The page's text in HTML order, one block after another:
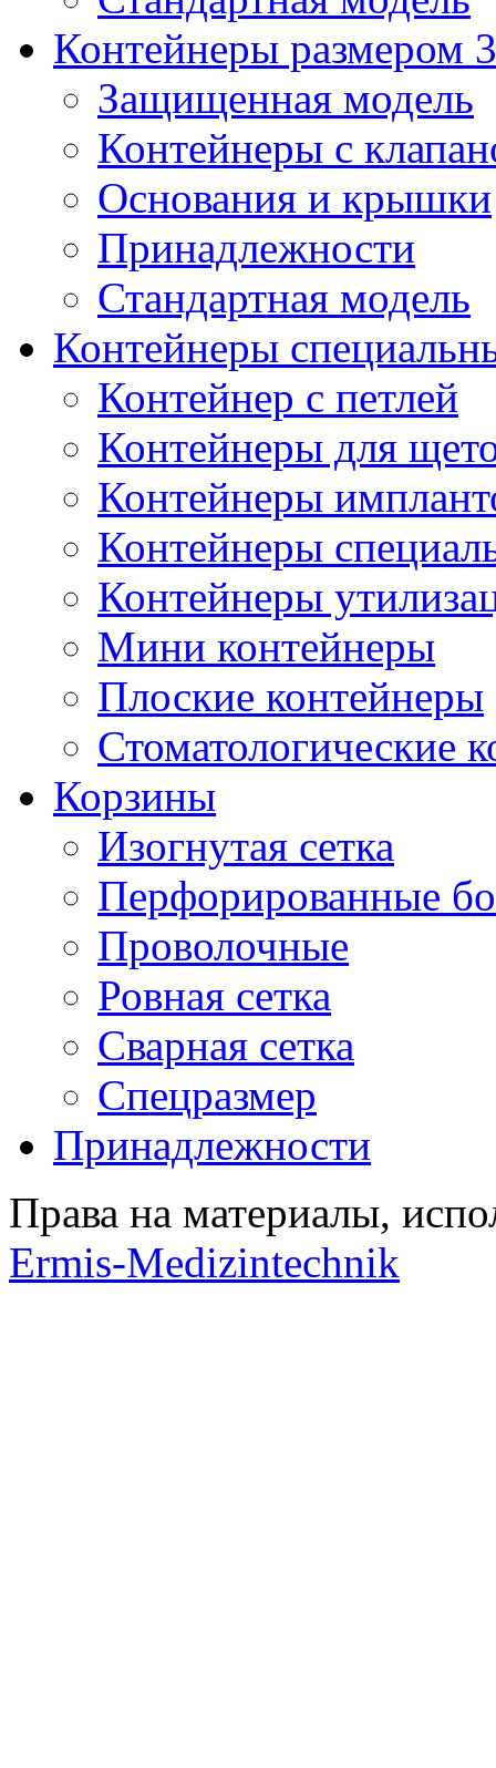
Контейнеры размером
Защищенная модель
Контейнеры с
Основания и крышки
Принадлежности
Стандартная модель
Контейнеры
Контейнер с петлей
Контейнеры для
Контейнеры
Контейнеры
Контейнеры
Мини контейнеры
Плоские контейнеры
Стоматологические
Корзины
Изогнутая сетка
Перфорированные
Проволочные
Ровная сетка
Сварная сетка
Спецразмер
Принадлежности
Права на материалы,
Ermis-Medizintechnik